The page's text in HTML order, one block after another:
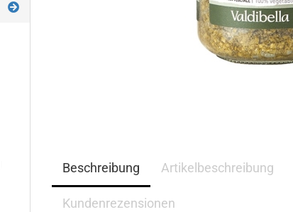
Beschreibung Artikelbeschreibung
Kundenrezensionen